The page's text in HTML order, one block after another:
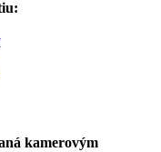
kamerovým